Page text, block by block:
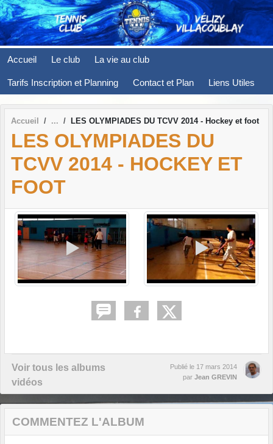
Accueil Le club La vie au club
Tarifs Inscription et Planning Contact et Plan Liens Utiles
Accueil LES OLYMPIADES DU TCVV 2014 - Hockey et foot
LES OLYMPIADES DU
TCVV 2014 - HOCKEY ET
FOOT
Voir tous les albums
vidéos
Publié le 17 mars 2014
par Jean GREVIN
COMMENTEZ L'ALBUM
Panneau de gestion des cookies